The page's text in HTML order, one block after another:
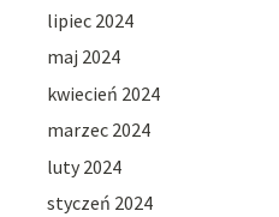
lipiec 2024
maj 2024
kwiecień 2024
marzec 2024
luty 2024
styczeń 2024